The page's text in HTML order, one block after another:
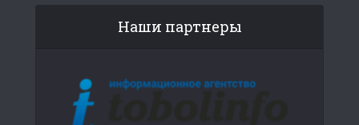
Наши партнеры